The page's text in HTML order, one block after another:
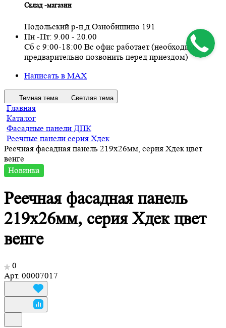
Склад -магазин
Подольский р-н,д.Ознобишино 191
Пн -Пт: 9.00 - 20.00
Сб с 9:00-18:00 Вс офис работает (необходимо
предварительно позвонить перед приездом)
Написать в MAX
Темная тема Светлая тема
Главная
Каталог
Фасадные панели ДПК
Реечные панели серия Хдек
Реечная фасадная панель 219х26мм, серия Хдек цвет
венге
Новинка
Реечная фасадная панель
219х26мм, серия Хдек цвет
венге
0
Арт. 00007017